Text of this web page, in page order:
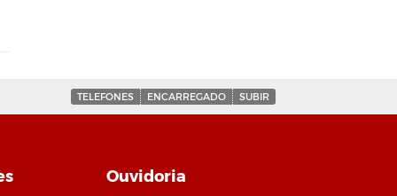
TELEFONES ENCARREGADO SUBIR
Ouvidoria